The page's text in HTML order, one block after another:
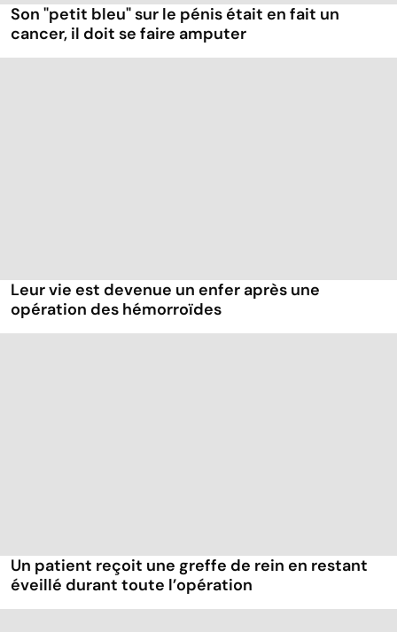
Son "petit bleu" sur le pénis était en fait un
cancer, il doit se faire amputer
Leur vie est devenue un enfer après une
opération des hémorroïdes
Un patient reçoit une greffe de rein en restant
éveillé durant toute l’opération